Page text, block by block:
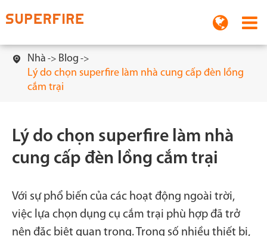
 Nhà
Blog
Lý do chọn superfire làm nhà cung cấp đèn lồng
cắm trại
Lý do chọn superfire làm nhà
cung cấp đèn lồng cắm trại
Với sự phổ biến của các hoạt động ngoài trời,
việc lựa chọn dụng cụ cắm trại phù hợp đã trở
nên đặc biệt quan trọng. Trong số nhiều thiết bị,